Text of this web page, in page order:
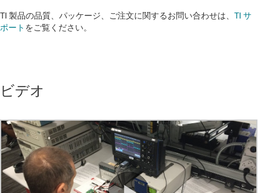
TI 製品の品質、パッケージ、ご注文に関するお問い合わせは、 TI サ
ポート をご覧ください。
ビデオ